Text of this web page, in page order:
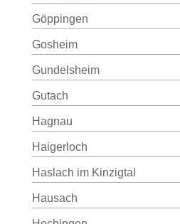
Göppingen
Gosheim
Gundelsheim
Gutach
Hagnau
Haigerloch
Haslach im Kinzigtal
Hausach